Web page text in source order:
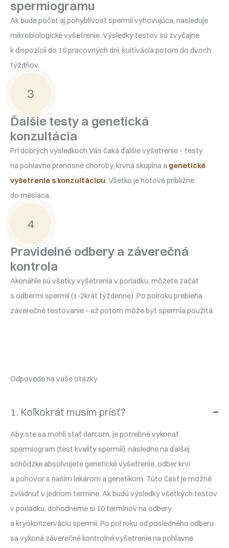
spermiogramu
Ak bude počet aj pohyblivosť spermií vyhovujúca, nasleduje
mikrobiologické vyšetrenie. Výsledky testov sú zvyčajne
k dispozícii do 10 pracovných dní, kultivácia potom do dvoch
týždňov.
3
Ďalšie testy a genetická
konzultácia
Pri dobrých výsledkoch Vás čaká ďalšie vyšetrenie – testy
na pohlavne prenosné choroby, krvná skupina a genetické
vyšetrenie s konzultáciou. Všetko je hotové približne
do mesiaca.
4
Pravidelné odbery a záverečná
kontrola
Akonáhle sú všetky vyšetrenia v poriadku, môžete začať
s odbermi spermií (1-2krát týždenne). Po polroku prebieha
záverečné testovanie – až potom môže byť spermia použitá.
Odpovede na vaše otázky
1. Koľkokrát musím prísť?
Aby ste sa mohli stať darcom, je potrebné vykonať
spermiogram (test kvality spermií), následne na ďalšej
schôdzke absolvujete genetické vyšetrenie, odber krvi
a pohovor s naším lekárom a genetikom. Túto časť je možné
zvládnuť v jednom termíne. Ak budú výsledky všetkých testov
v poriadku, dohodneme si 10 termínov na odbery
a kryokonzerváciu spermií. Po pol roku od posledného odberu
sa vykoná záverečné kontrolné vyšetrenie na pohlavne